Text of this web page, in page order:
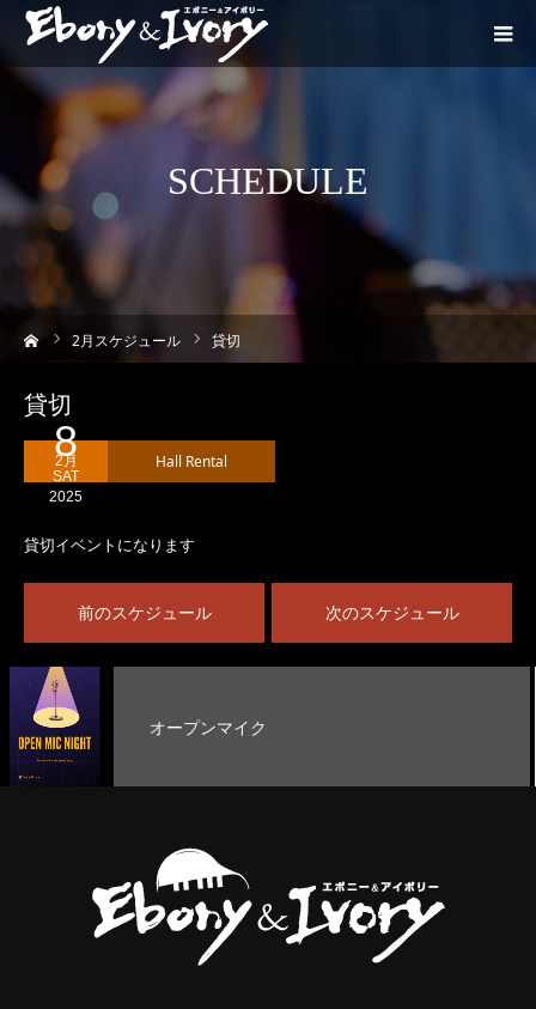
SCHEDULE
2月スケジュール 貸切
貸切
2月
8
SAT
2025
Hall Rental
貸切イベントになります
前のスケジュール 次のスケジュール
オープンマイク